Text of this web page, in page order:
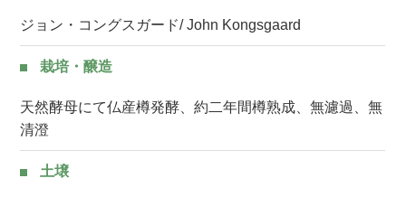
ジョン・コングスガード/ John Kongsgaard
栽培・醸造
天然酵母にて仏産樽発酵、約二年間樽熟成、無濾過、無
清澄
土壌